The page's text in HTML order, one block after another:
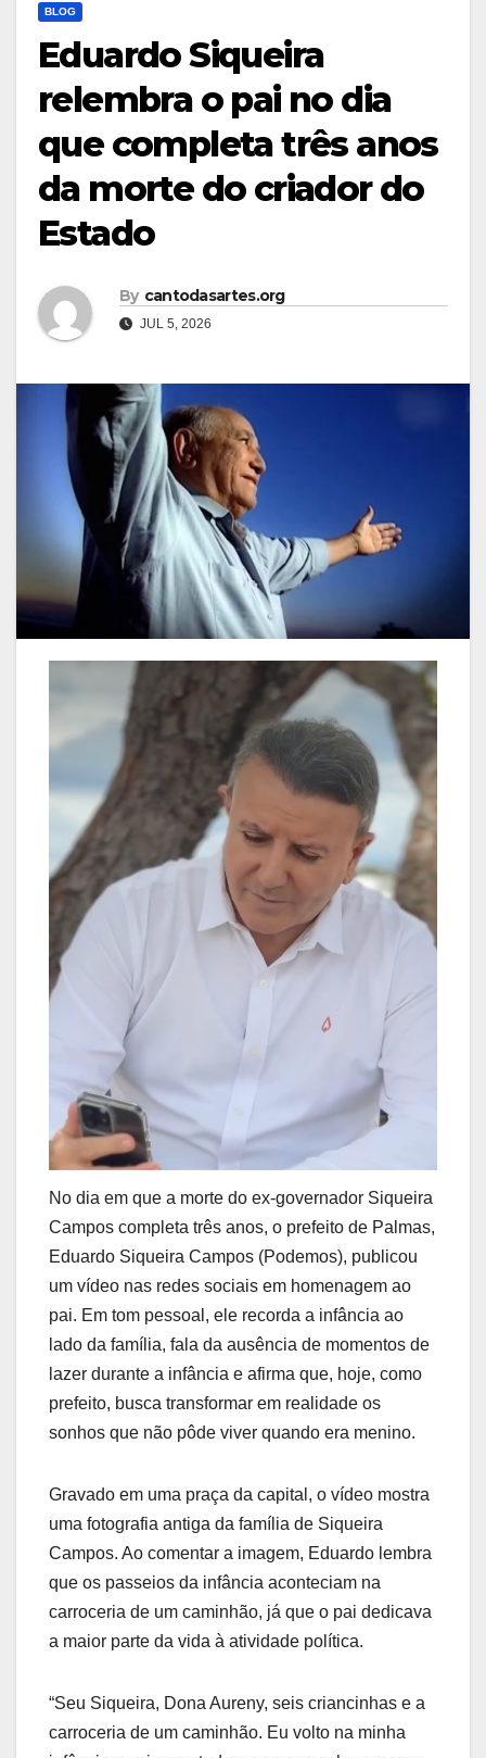
BLOG
Eduardo Siqueira
relembra o pai no dia
que completa três anos
da morte do criador do
Estado
By cantodasartes.org
JUL 5, 2026
No dia em que a morte do ex-governador Siqueira
Campos completa três anos, o prefeito de Palmas,
Eduardo Siqueira Campos (Podemos), publicou
um vídeo nas redes sociais em homenagem ao
pai. Em tom pessoal, ele recorda a infância ao
lado da família, fala da ausência de momentos de
lazer durante a infância e afirma que, hoje, como
prefeito, busca transformar em realidade os
sonhos que não pôde viver quando era menino.
Gravado em uma praça da capital, o vídeo mostra
uma fotografia antiga da família de Siqueira
Campos. Ao comentar a imagem, Eduardo lembra
que os passeios da infância aconteciam na
carroceria de um caminhão, já que o pai dedicava
a maior parte da vida à atividade política.
“Seu Siqueira, Dona Aureny, seis criancinhas e a
carroceria de um caminhão. Eu volto na minha